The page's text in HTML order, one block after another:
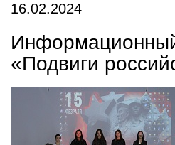
16.02.2024
«Подвиги